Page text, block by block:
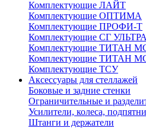
Комплектующие ЛАЙТ
Комплектующие ОПТИМА
Комплектующие ПРОФИ-Т
Комплектующие СГ УЛЬТРА
Комплектующие ТИТАН
Комплектующие ТИТАН
Комплектующие ТСУ
Аксессуары для стеллажей
Боковые и задние стенки
Ограничительные и
Усилители, колеса,
Штанги и держатели